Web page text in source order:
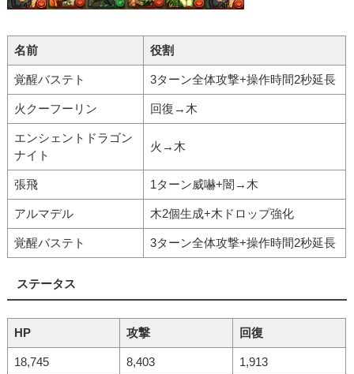
名前 役割
覚醒バステト 3ターン全体攻撃+操作時間2秒延長
火クーフーリン 回復→木
エンシェントドラゴン
ナイト
火→木
張飛 1ターン威嚇+闇→木
アルマデル 木2個生成+木ドロップ強化
覚醒バステト 3ターン全体攻撃+操作時間2秒延長
ステータス
HP 攻撃 回復
18,745 8,403 1,913